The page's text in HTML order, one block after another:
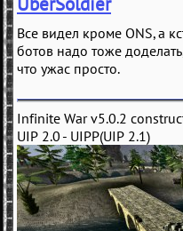
Все видел кроме ONS, а
ботов надо тоже
что ужас просто.
Infinite War v5.0.2
UIP 2.0 - UIPP(UIP 2.1)